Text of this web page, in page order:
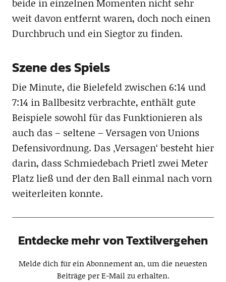
beide in einzelnen Momenten nicht sehr
weit davon entfernt waren, doch noch einen
Durchbruch und ein Siegtor zu finden.
Szene des Spiels
Die Minute, die Bielefeld zwischen 6:14 und
7:14 in Ballbesitz verbrachte, enthält gute
Beispiele sowohl für das Funktionieren als
auch das – seltene – Versagen von Unions
Defensivordnung. Das ‚Versagen‘ besteht hier
darin, dass Schmiedebach Prietl zwei Meter
Platz ließ und der den Ball einmal nach vorn
weiterleiten konnte.
Entdecke mehr von Textilvergehen
Melde dich für ein Abonnement an, um die neuesten
Beiträge per E-Mail zu erhalten.